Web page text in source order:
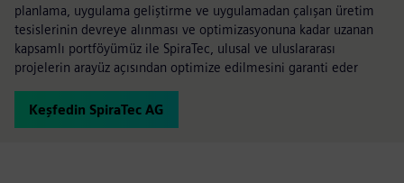
planlama, uygulama geliştirme ve uygulamadan çalışan üretim
tesislerinin devreye alınması ve optimizasyonuna kadar uzanan
kapsamlı portföyümüz ile SpiraTec, ulusal ve uluslararası
projelerin arayüz açısından optimize edilmesini garanti eder
Keşfedin SpiraTec AG